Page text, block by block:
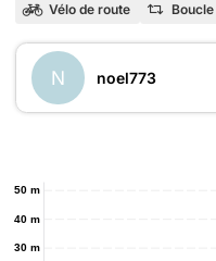
Vélo de route Boucle
N noel773
30 m
40 m
50 m